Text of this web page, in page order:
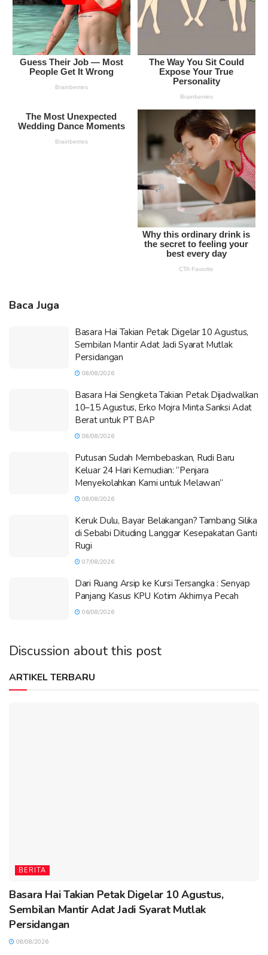
Baca Juga
Basara Hai Takian Petak Digelar 10 Agustus,
Sembilan Mantir Adat Jadi Syarat Mutlak
Persidangan
08/08/2026
Basara Hai Sengketa Takian Petak Dijadwalkan
10–15 Agustus, Erko Mojra Minta Sanksi Adat
Berat untuk PT BAP
08/08/2026
Putusan Sudah Membebaskan, Rudi Baru
Keluar 24 Hari Kemudian: “Penjara
Menyekolahkan Kami untuk Melawan”
08/08/2026
Keruk Dulu, Bayar Belakangan? Tambang Silika
di Sebabi Dituding Langgar Kesepakatan Ganti
Rugi
07/08/2026
Dari Ruang Arsip ke Kursi Tersangka : Senyap
Panjang Kasus KPU Kotim Akhirnya Pecah
06/08/2026
Discussion about this post
ARTIKEL TERBARU
BERITA
Basara Hai Takian Petak Digelar 10 Agustus,
Sembilan Mantir Adat Jadi Syarat Mutlak
Persidangan
08/08/2026